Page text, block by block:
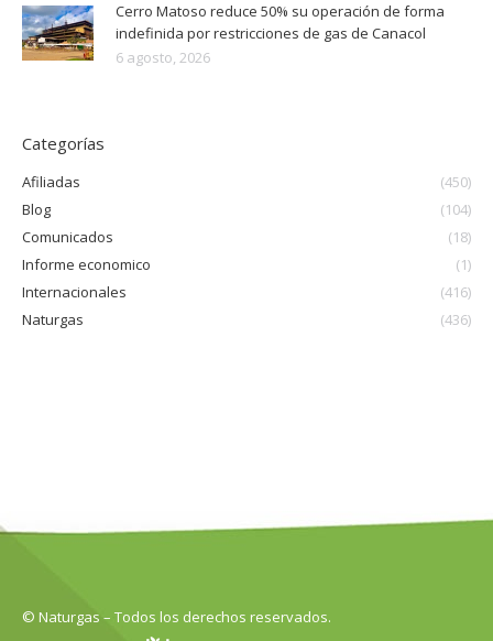
Cerro Matoso reduce 50% su operación de forma
indefinida por restricciones de gas de Canacol
6 agosto, 2026
Categorías
Afiliadas
(450)
Blog
(104)
Comunicados
(18)
Informe economico
(1)
Internacionales
(416)
Naturgas
(436)
© Naturgas – Todos los derechos reservados.